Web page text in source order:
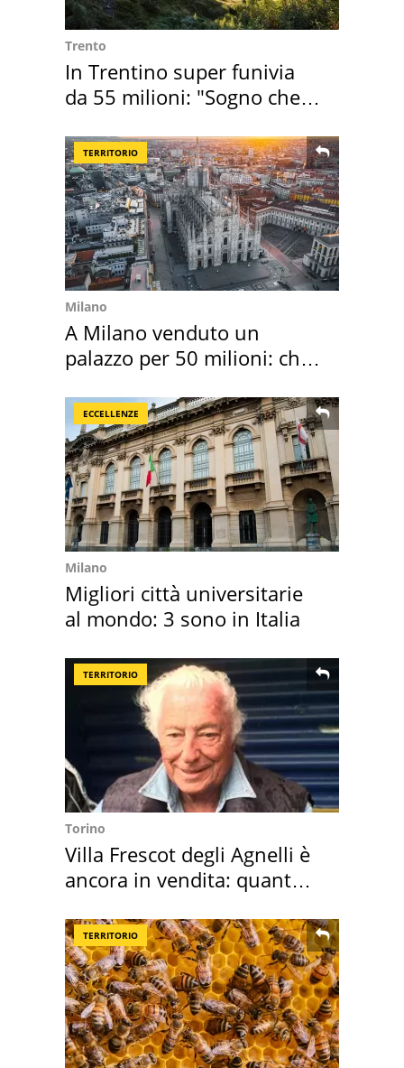
Trento
In Trentino super funivia
da 55 milioni: "Sogno che si
TERRITORIO
Milano
A Milano venduto un
palazzo per 50 milioni: chi
ECCELLENZE
Milano
Migliori città universitarie
al mondo: 3 sono in Italia
TERRITORIO
Torino
Villa Frescot degli Agnelli è
ancora in vendita: quanto
TERRITORIO